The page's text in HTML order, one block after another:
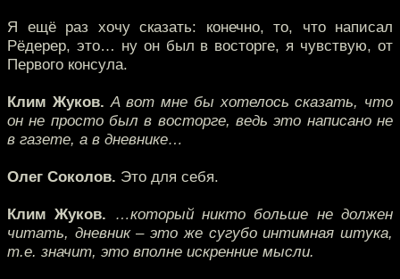
Я ещё раз хочу сказать: конечно, то, что написал
Рёдерер, это… ну он был в восторге, я чувствую, от
Первого консула.
Клим Жуков. А вот мне бы хотелось сказать, что
он не просто был в восторге, ведь это написано не
в газете, а в дневнике…
Олег Соколов. Это для себя.
Клим Жуков. …который никто больше не должен
читать, дневник – это же сугубо интимная штука,
т.е. значит, это вполне искренние мысли.